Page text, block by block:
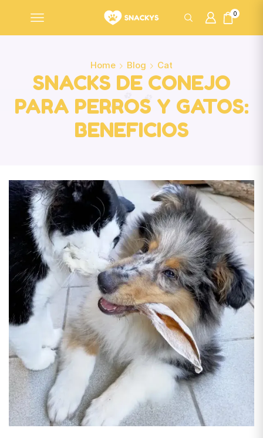
0
Home Blog Cat
SNACKS DE CONEJO
PARA PERROS Y GATOS:
BENEFICIOS